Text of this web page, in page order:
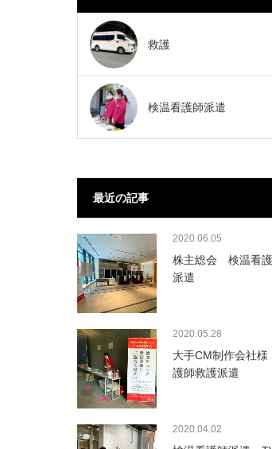
救護
検温看護師派遣
最近の記事
2020.06.05
株主総会 検温看
派遣
2020.05.28
大手CM制作会社
護師救護派遣
2020.04.02